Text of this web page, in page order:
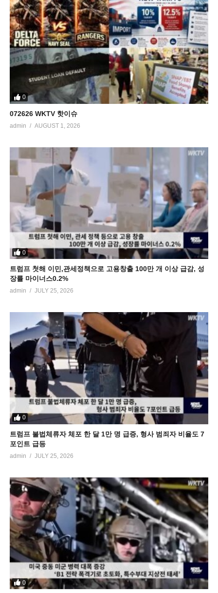
0
072626 WKTV 핫이슈
admin AUGUST 1, 2026
0
트럼프 첫해 이민,관세정책으로 고용창출 100만 개 이상 급감, 성
장률 마이너스0.2%
admin JULY 25, 2026
0
트럼프 불법체류자 체포 한 달 1만 명 급증, 형사 범죄자 비율도 7
포인트 급등
admin JULY 25, 2026
0